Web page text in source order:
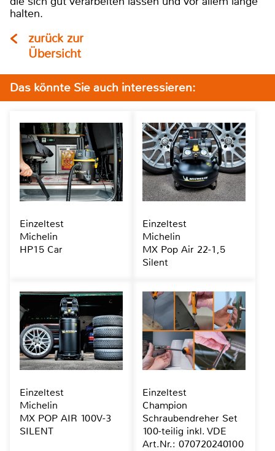
halten.
zurück zur
Übersicht
Das könnte Sie auch interessieren:
Einzeltest
Michelin
HP15 Car
Einzeltest
Michelin
MX Pop Air 22-1,5
Silent
Einzeltest
Michelin
MX POP AIR 100V-3
SILENT
Einzeltest
Champion
Schraubendreher Set
100-teilig inkl. VDE
Art.Nr.: 070720240100